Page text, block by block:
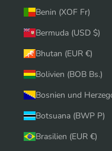
Benin (XOF Fr)
Bermuda (USD $)
Bhutan (EUR €)
Bolivien (BOB Bs.)
Bosnien und
Botsuana (BWP P)
Brasilien (EUR €)